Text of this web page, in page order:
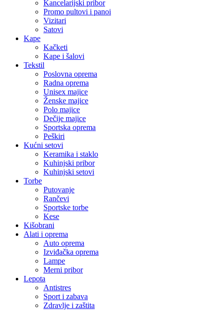
Kancelarijski pribor
Promo pultovi i panoi
Vizitari
Satovi
Kape
Kačketi
Kape i šalovi
Tekstil
Poslovna oprema
Radna oprema
Unisex majice
Ženske majice
Polo majice
Dečije majice
Sportska oprema
Peškiri
Kućni setovi
Keramika i staklo
Kuhinjski pribor
Kuhinjski setovi
Torbe
Putovanje
Rančevi
Sportske torbe
Kese
Kišobrani
Alati i oprema
Auto oprema
Izviđačka oprema
Lampe
Merni pribor
Lepota
Antistres
Sport i zabava
Zdravlje i zaštita